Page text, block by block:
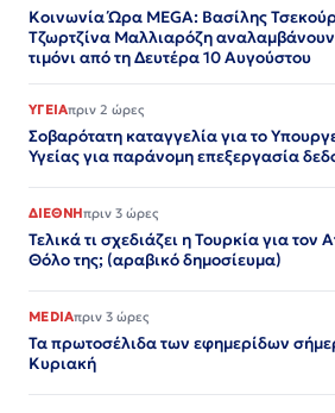
Κοινωνία Ώρα MEGA: Βασίλης
Τζωρτζίνα Μαλλιαρόζη αναλαμβάνουν
τιμόνι από τη Δευτέρα 10 Αυγούστου
ΥΓΕΙΑπριν 2 ώρες
Σοβαρότατη καταγγελία για το
Υγείας για παράνομη επεξεργασία
ΔΙΕΘΝΗπριν 3 ώρες
Τελικά τι σχεδιάζει η Τουρκία για τον
Θόλο της; (αραβικό δημοσίευμα)
MEDIAπριν 3 ώρες
Τα πρωτοσέλιδα των εφημερίδων
Κυριακή